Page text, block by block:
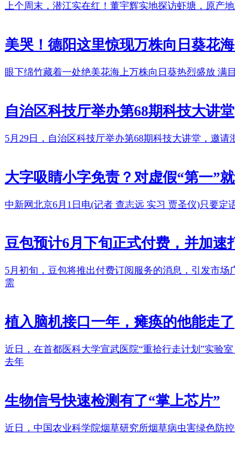
上个周末，潜江实在红！董宇辉实地探访虾塘，原
美哭！德阳这里惊现万株向日葵花
眼下绵竹藏着一处绝美花海上万株向日葵热烈盛放 满
自治区科技厅举办第68期科技大讲堂
5月29日，自治区科技厅举办第68期科技大讲堂，邀
大字吸睛小字免责？对虚假“第一”
中新网北京6月1日电(记者 查志远 实习 贾圣仪)只要定
豆包预计6月下旬正式付费，并加速
5月初旬，豆包将推出付费订阅服务的消息，引发市
需
植入脑机接口一年，瘫痪的他能走了
近日，在首都医科大学宣武医院“重拾行走计划”实验
去年
生物信号快速检测有了“掌上芯片”
近日，中国农业科学院烟草研究所烟草病虫害绿色防